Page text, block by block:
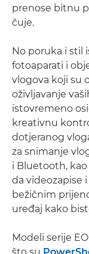
prenose bitnu
čuje.
No poruka i stil
fotoaparati i
vlogova koji su
oživljavanje
istovremeno
kreativnu
dotjeranog
za snimanje
i Bluetooth,
da videozapise
bežičnim
uređaj kako
Modeli serije
što su